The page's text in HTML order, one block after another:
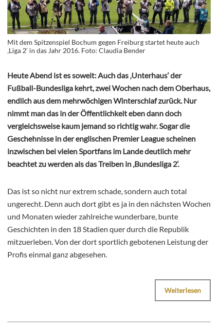
Mit dem Spitzenspiel Bochum gegen Freiburg startet heute auch
‚Liga 2‘ in das Jahr 2016. Foto: Claudia Bender
Heute Abend ist es soweit: Auch das ‚Unterhaus‘ der
Fußball-Bundesliga kehrt, zwei Wochen nach dem Oberhaus,
endlich aus dem mehrwöchigen Winterschlaf zurück. Nur
nimmt man das in der Öffentlichkeit eben dann doch
vergleichsweise kaum jemand so richtig wahr. Sogar die
Geschehnisse in der englischen Premier League scheinen
inzwischen bei vielen Sportfans im Lande deutlich mehr
beachtet zu werden als das Treiben in ‚Bundesliga 2‘.
Das ist so nicht nur extrem schade, sondern auch total
ungerecht. Denn auch dort gibt es ja in den nächsten Wochen
und Monaten wieder zahlreiche wunderbare, bunte
Geschichten in den 18 Stadien quer durch die Republik
mitzuerleben. Von der dort sportlich gebotenen Leistung der
Profis einmal ganz abgesehen.
Weiterlesen